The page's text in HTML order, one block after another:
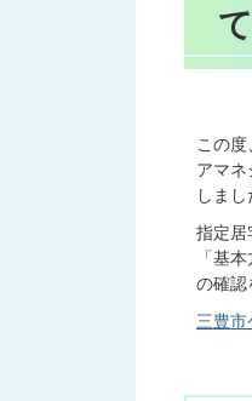
て
この
アマ
しまし
指定居
「基
の確認
三豊